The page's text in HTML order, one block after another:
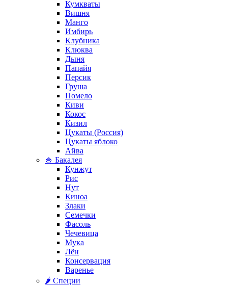
Кумкваты
Вишня
Манго
Имбирь
Клубника
Клюква
Дыня
Папайя
Персик
Груша
Помело
Киви
Кокос
Кизил
Цукаты (Россия)
Цукаты яблоко
Айва
🍚 Бакалея
Кунжут
Рис
Нут
Киноа
Злаки
Семечки
Фасоль
Чечевица
Мука
Лён
Консервация
Варенье
🌶️ Специи